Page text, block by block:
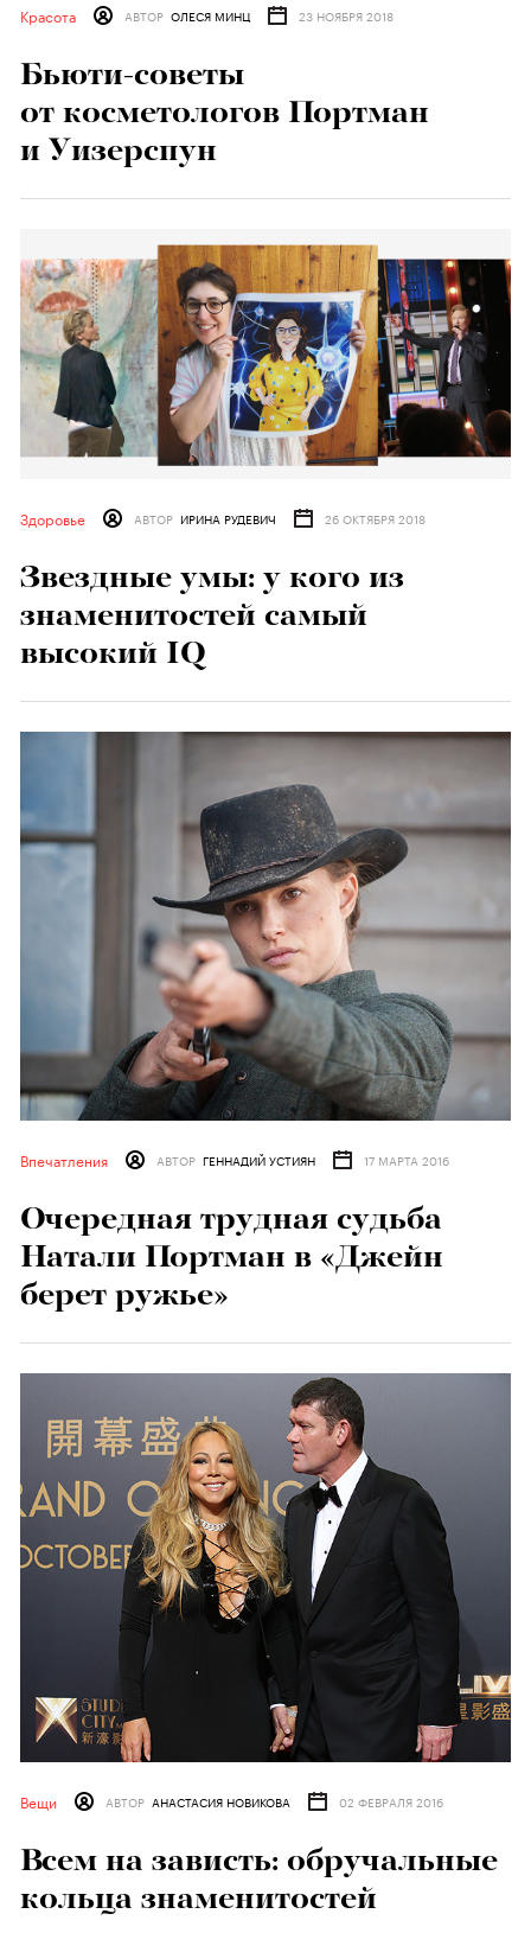
Красота АВТОР ОЛЕСЯ МИНЦ 23 НОЯБРЯ 2018
Бьюти-советы
от косметологов Портман
и Уизерспун
Здоровье АВТОР ИРИНА РУДЕВИЧ 26 ОКТЯБРЯ 2018
Звездные умы: у кого из
знаменитостей самый
высокий IQ
Впечатления АВТОР ГЕННАДИЙ УСТИЯН 17 МАРТА 2016
Очередная трудная судьба
Натали Портман в «Джейн
берет ружье»
Вещи АВТОР АНАСТАСИЯ НОВИКОВА 02 ФЕВРАЛЯ 2016
Всем на зависть: обручальные
кольца знаменитостей